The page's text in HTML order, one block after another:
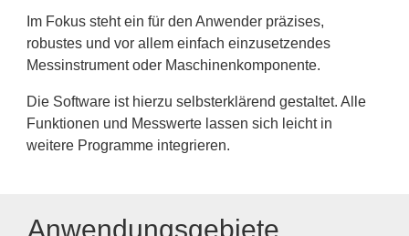
Im Fokus steht ein für den Anwender präzises,
robustes und vor allem einfach einzusetzendes
Messinstrument oder Maschinenkomponente.
Die Software ist hierzu selbsterklärend gestaltet. Alle
Funktionen und Messwerte lassen sich leicht in
weitere Programme integrieren.
Anwendungsgebiete